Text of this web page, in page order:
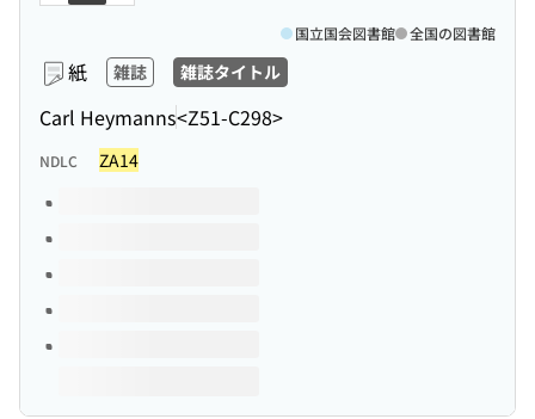
紙 雑誌 雑誌タイトル
Carl Heymanns<Z51-C298>
国立国会図書館 全国の図書館
NDLC ZA14
このタイトルの巻号